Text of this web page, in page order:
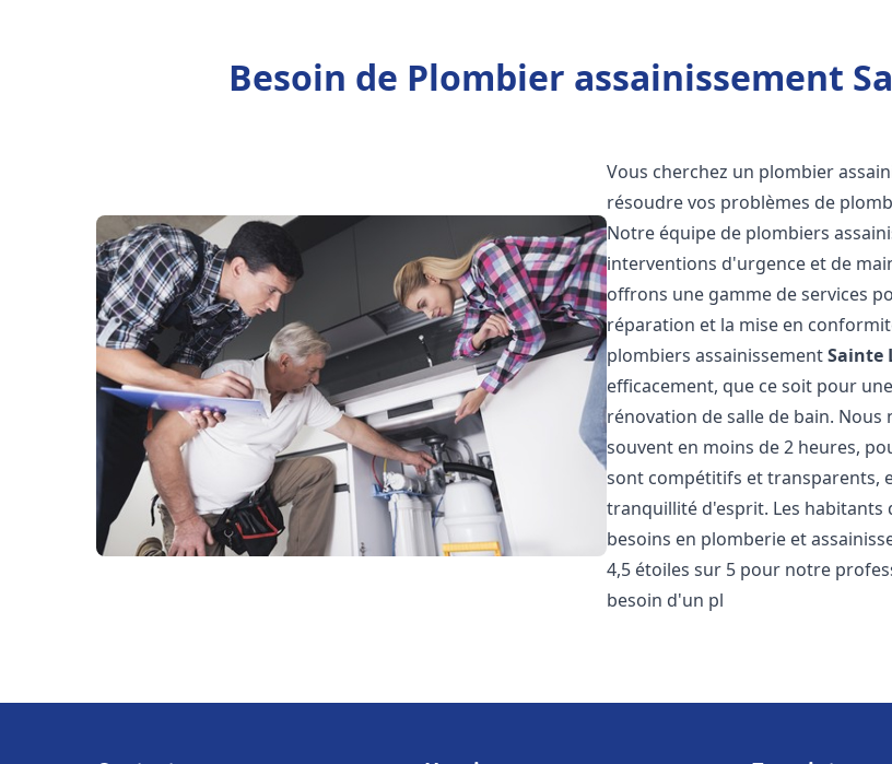
Besoin de Plombier assainissement
Vous cherchez un plombier
résoudre vos problèmes de
Notre équipe de plombiers
interventions d'urgence et de
offrons une gamme de services
réparation et la mise en
plombiers assainissementSainte
efficacement, que ce soit pour
rénovation de salle de bain.
souvent en moins de 2 heures,
sont compétitifs et transparents,
tranquillité d'esprit. Les habitants
besoins en plomberie et
4,5 étoiles sur 5 pour notre
besoin d'un pl